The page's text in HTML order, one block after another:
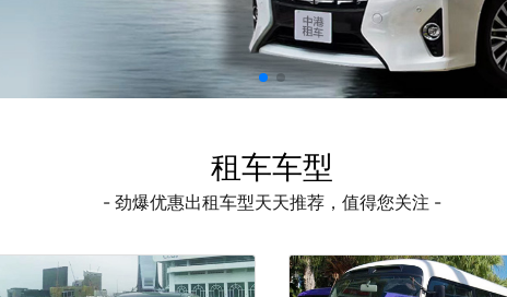
租车车型
- 劲爆优惠出租车型天天推荐，值得您关注 -